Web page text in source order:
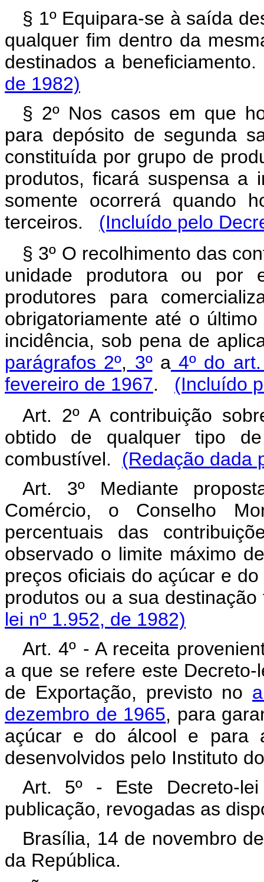
§ 1º Equipara-se à saída
qualquer fim dentro da
destinados a
de 1982)
§ 2º Nos casos em que
para depósito de segunda
constituída por grupo de
produtos, ficará suspensa a
somente ocorrerá quando
terceiros. (Incluído pelo
§ 3º O recolhimento das
unidade produtora ou por
produtores para
obrigatoriamente até o
incidência, sob pena de
parágrafos 2º, 3ºa4º do art.
fevereiro de 1967. (Incluído
Art. 2º A contribuição
obtido de qualquer tipo
combustível. (Redação dada
Art. 3º Mediante
Comércio, o Conselho
percentuais das
observado o limite máximo
preços oficiais do açúcar e
produtos ou a sua
lei nº 1.952, de 1982)
Art. 4º - A receita
a que se refere este
de Exportação, previsto no
dezembro de 1965, para
açúcar e do álcool e para
desenvolvidos pelo Instituto
Art. 5º - Este Decreto-
publicação, revogadas as
Brasília, 14 de novembro
da República.